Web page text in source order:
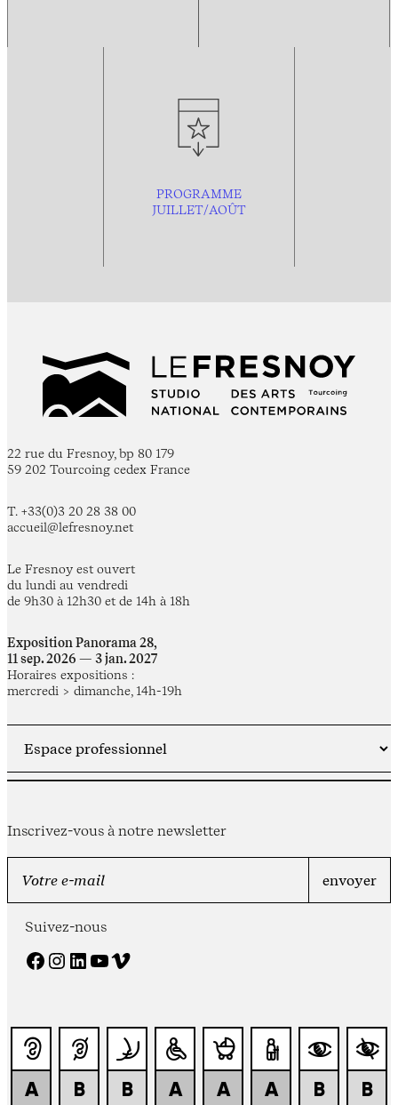
PROGRAMME
JUILLET/AOÛT
22 rue du Fresnoy, bp 80 179
59 202 Tourcoing cedex France
T. +33(0)3 20 28 38 00
accueil@lefresnoy.net
Le Fresnoy est ouvert
du lundi au vendredi
de 9h30 à 12h30 et de 14h à 18h
Exposition Panorama 28,
11 sep. 2026 — 3 jan. 2027
Horaires expositions :
mercredi > dimanche, 14h-19h
Inscrivez-vous à notre newsletter
Suivez-nous
Facebook Instagram LinkedIn YouTube Vimeo